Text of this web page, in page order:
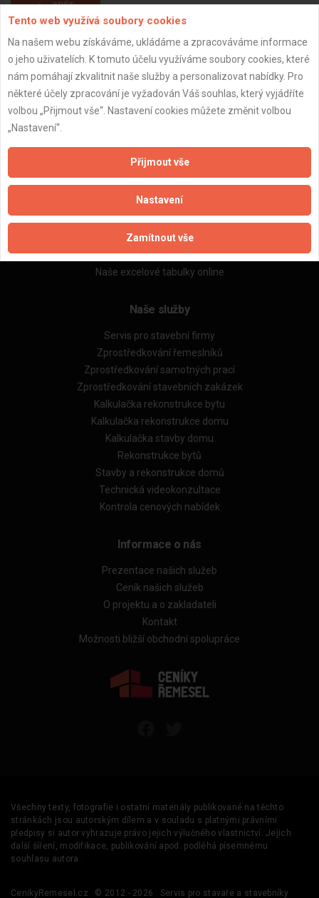
ZPĚT
Aktualizováno z portálu ARES dne 01.12.2025 05:00:02
Naše firmy a řemeslníci
Zpracování a ochrana osobních údajů
Zásady pro používání souborů cookie
Obchodní podmínky (zprostředkování)
Obchodní podmínky (rozpočtování)
Reference
Naše excelové tabulky online
Naše služby
Servis pro stavební firmy
Zprostředkování řemeslníků
Zprostředkování samotných prací
Zprostředkování stavebních zakázek
Kalkulačka rekonstrukce bytu
Kalkulačka rekonstrukce domu
Kalkulačka stavby domu
Rekonstrukce bytů
Stavby a rekonstrukce domů
Technická videokonzultace
Kontrola cenových nabídek
Informace o nás
Prezentace našich služeb
Ceník našich služeb
O projektu a o zakladateli
Kontakt
Možnosti bližší obchodní spolupráce
Všechny texty, fotografie i ostatní materiály publikované na těchto
stránkách jsou autorským dílem a v souladu s platnými právními
předpisy si autor vyhrazuje právo jejich výlučného vlastnictví. Jejich
další šíření, modifikace, publikování apod. podléhá písemnému
souhlasu autora.
CenikyRemesel.cz © 2012 - 2026 Servis pro stavaře a stavebníky
Tento web využívá soubory cookies
Na našem webu získáváme, ukládáme a zpracováváme informace
o jeho uživatelích. K tomuto účelu využíváme soubory cookies, které
nám pomáhají zkvalitnit naše služby a personalizovat nabídky. Pro
některé účely zpracování je vyžadován Váš souhlas, který vyjádříte
volbou „Přijmout vše“. Nastavení cookies můžete změnit volbou
„Nastavení“.
Přijmout vše
Nastavení
Zamítnout vše